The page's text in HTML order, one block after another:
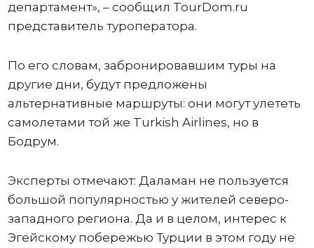
департамент», – сообщил TourDom.ru
представитель туроператора.
По его словам, забронировавшим туры на
другие дни, будут предложены
альтернативные маршруты: они могут улететь
самолетами той же Turkish Airlines, но в
Бодрум.
Эксперты отмечают: Даламан не пользуется
большой популярностью у жителей северо-
западного региона. Да и в целом, интерес к
Эгейскому побережью Турции в этом году не